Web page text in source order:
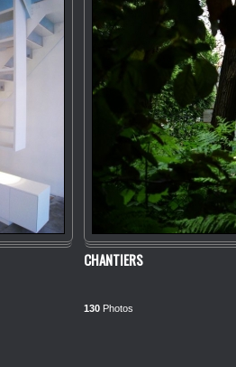
CHANTIERS
130 Photos